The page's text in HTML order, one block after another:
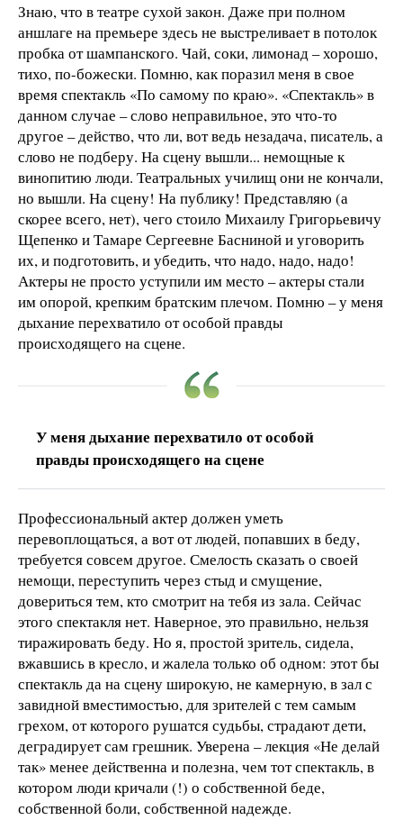
Знаю, что в театре сухой закон. Даже при полном
аншлаге на премьере здесь не выстреливает в потолок
пробка от шампанского. Чай, соки, лимонад – хорошо,
тихо, по-божески. Помню, как поразил меня в свое
время спектакль «По самому по краю». «Спектакль» в
данном случае – слово неправильное, это что-то
другое – действо, что ли, вот ведь незадача, писатель, а
слово не подберу. На сцену вышли... немощные к
винопитию люди. Театральных училищ они не кончали,
но вышли. На сцену! На публику! Представляю (а
скорее всего, нет), чего стоило Михаилу Григорьевичу
Щепенко и Тамаре Сергеевне Басниной и уговорить
их, и подготовить, и убедить, что надо, надо, надо!
Актеры не просто уступили им место – актеры стали
им опорой, крепким братским плечом. Помню – у меня
дыхание перехватило от особой правды
происходящего на сцене.
У меня дыхание перехватило от особой
правды происходящего на сцене
Профессиональный актер должен уметь
перевоплощаться, а вот от людей, попавших в беду,
требуется совсем другое. Смелость сказать о своей
немощи, переступить через стыд и смущение,
довериться тем, кто смотрит на тебя из зала. Сейчас
этого спектакля нет. Наверное, это правильно, нельзя
тиражировать беду. Но я, простой зритель, сидела,
вжавшись в кресло, и жалела только об одном: этот бы
спектакль да на сцену широкую, не камерную, в зал с
завидной вместимостью, для зрителей с тем самым
грехом, от которого рушатся судьбы, страдают дети,
деградирует сам грешник. Уверена – лекция «Не делай
так» менее действенна и полезна, чем тот спектакль, в
котором люди кричали (!) о собственной беде,
собственной боли, собственной надежде.